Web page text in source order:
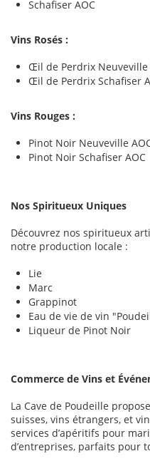
Schafiser AOC
Vins Rosés :
Œil de Perdrix Neuveville
Œil de Perdrix Schafiser
Vins Rouges :
Pinot Noir Neuveville
Pinot Noir Schafiser AOC
Nos Spiritueux Uniques
Découvrez nos spiritueux
notre production locale :
Lie
Marc
Grappinot
Eau de vie de vin
Liqueur de Pinot Noir
Commerce de Vins et
La Cave de Poudeille
suisses, vins étrangers, et
services d’apéritifs pour
d’entreprises, parfaits pour